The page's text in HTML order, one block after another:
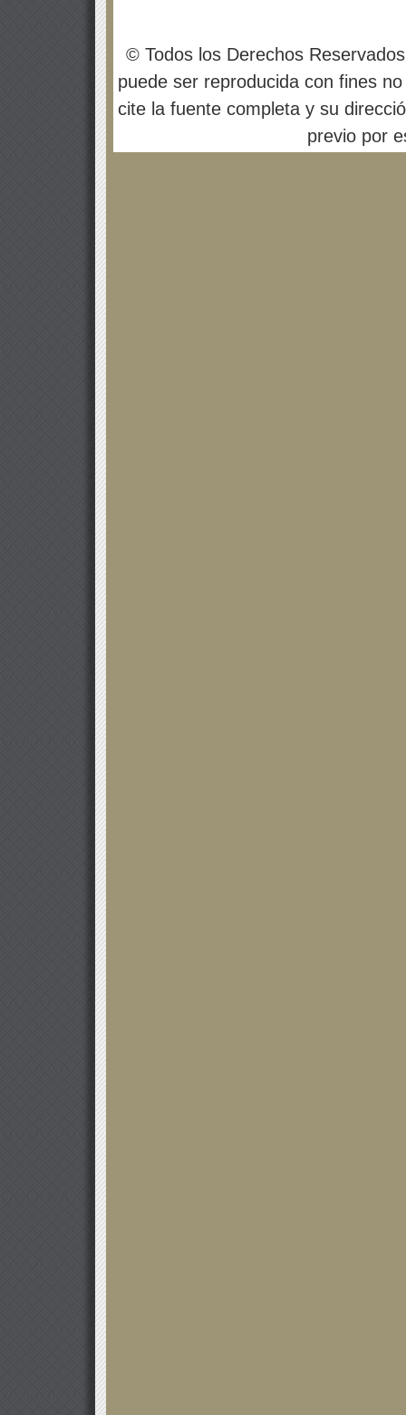
© Todos los Derechos
puede ser reproducida con fines
cite la fuente completa y su
previo por